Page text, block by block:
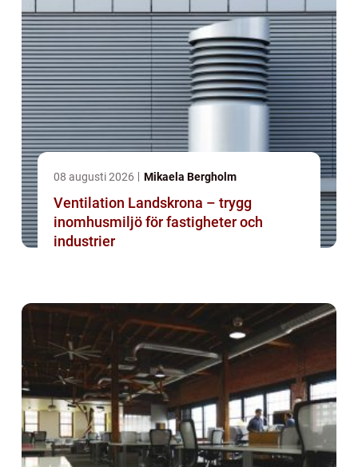
08 augusti 2026 Mikaela Bergholm
Ventilation Landskrona – trygg
inomhusmiljö för fastigheter och
industrier